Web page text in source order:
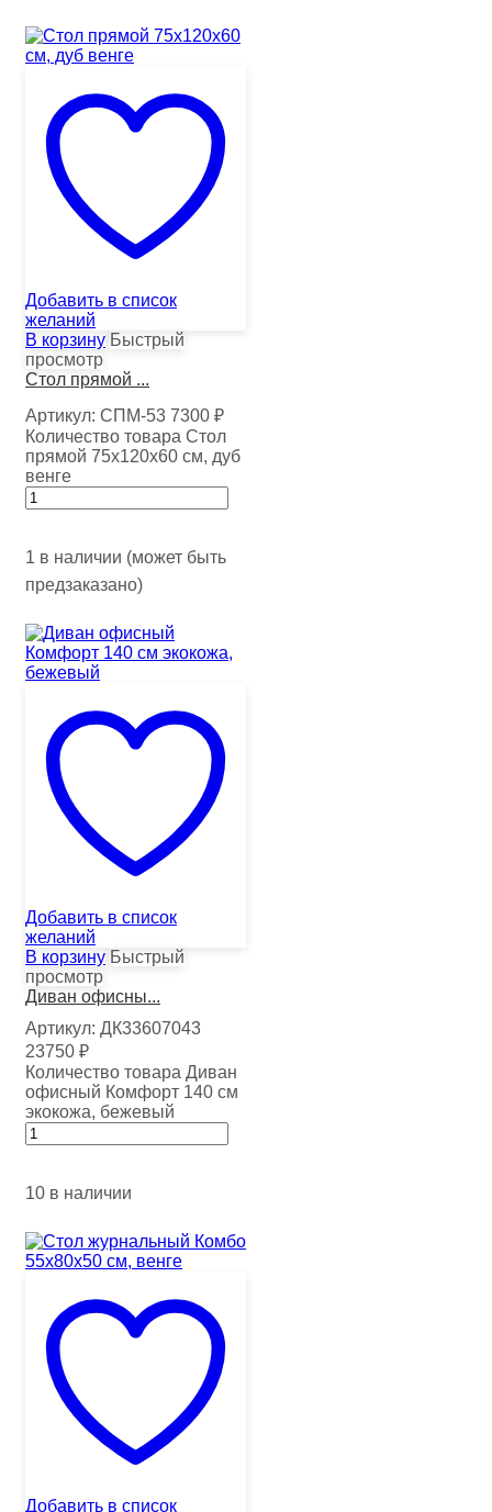
Добавить в список
желаний
В корзину Быстрый
просмотр
Стол прямой ...
Артикул: СПМ-53 7300 ₽
Количество товара Стол
прямой 75х120х60 см, дуб
венге
1 в наличии (может быть
предзаказано)
Добавить в список
желаний
В корзину Быстрый
просмотр
Диван офисны...
Артикул: ДК33607043
23750 ₽
Количество товара Диван
офисный Комфорт 140 см
экокожа, бежевый
10 в наличии
Добавить в список